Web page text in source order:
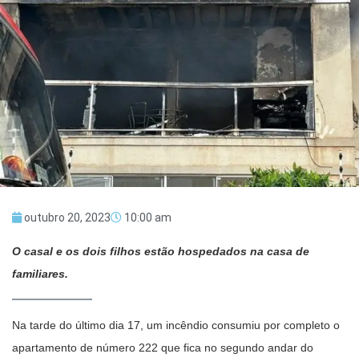
outubro 20, 2023 10:00 am
O casal e os dois filhos estão hospedados na casa de
familiares.
Na tarde do último dia 17, um incêndio consumiu por completo o
apartamento de número 222 que fica no segundo andar do